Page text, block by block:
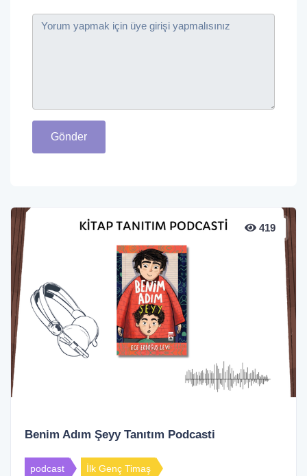
Gönder
419
Benim Adım Şeyy Tanıtım Podcasti
podcast İlk Genç Timaş